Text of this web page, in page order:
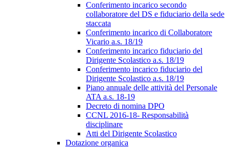
Conferimento incarico secondo
collaboratore del DS e fiduciario della sede
staccata
Conferimento incarico di Collaboratore
Vicario a.s. 18/19
Conferimento incarico fiduciario del
Dirigente Scolastico a.s. 18/19
Conferimento incarico fiduciario del
Dirigente Scolastico a.s. 18/19
Piano annuale delle attività del Personale
ATA a.s. 18-19
Decreto di nomina DPO
CCNL 2016-18- Responsabilità
disciplinare
Atti del Dirigente Scolastico
Dotazione organica